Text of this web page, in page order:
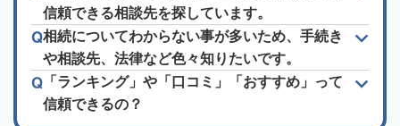
信頼できる相談先を探しています。
相続についてわからない事が多いため、手続き
や相談先、法律など色々知りたいです。
「ランキング」や「口コミ」「おすすめ」って
信頼できるの？